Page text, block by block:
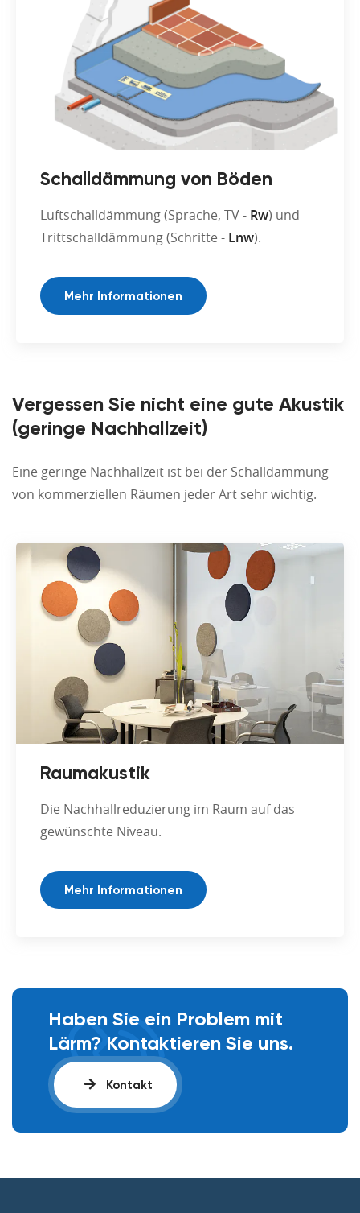
Schalldämmung von Böden
Luftschalldämmung (Sprache, TV - Rw) und
Trittschalldämmung (Schritte - Lnw).
Mehr Informationen
Vergessen Sie nicht eine gute Akustik
(geringe Nachhallzeit)
Eine geringe Nachhallzeit ist bei der Schalldämmung
von kommerziellen Räumen jeder Art sehr wichtig.
Raumakustik
Die Nachhallreduzierung im Raum auf das
gewünschte Niveau.
Mehr Informationen
Haben Sie ein Problem mit
Lärm? Kontaktieren Sie uns.
Kontakt